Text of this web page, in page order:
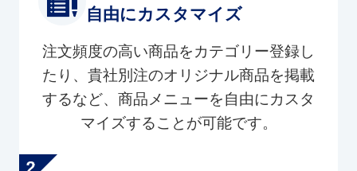
自由にカスタマイズ
注文頻度の高い商品をカテゴリー登録し
たり、貴社別注のオリジナル商品を掲載
するなど、商品メニューを自由にカスタ
マイズすることが可能です。